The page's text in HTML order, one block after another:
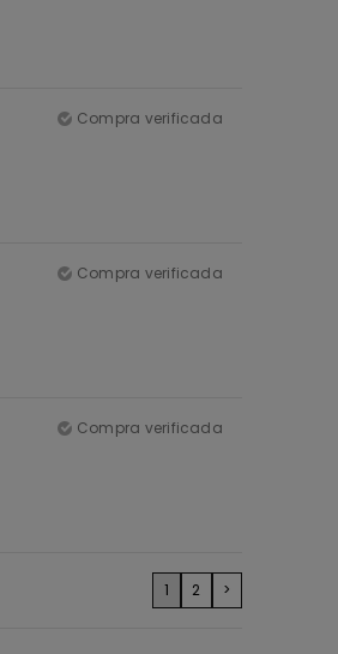
Compra verificada
Compra verificada
Compra verificada
1 2 >